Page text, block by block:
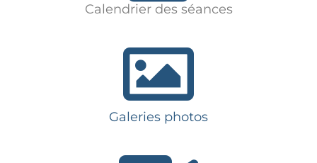
Calendrier des séances
Galeries photos